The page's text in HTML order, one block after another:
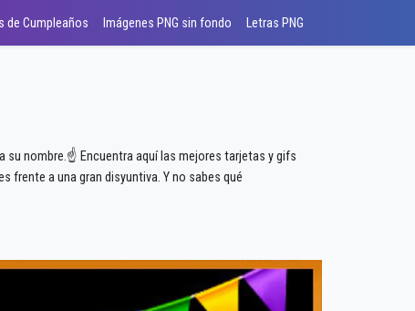
de Cumpleaños Imágenes PNG sin fondo Letras PNG
su nombre.☝ Encuentra aquí las mejores tarjetas y gifs
frente a una gran disyuntiva. Y no sabes qué